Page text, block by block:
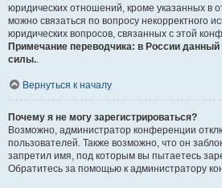
юридических отношений, кроме указанных в
можно связаться по вопросу некорректного
юридических вопросов, связанных с этой
Примечание переводчика: в России
силы..
Вернуться к началу
Почему я не могу зарегистрироваться?
Возможно, администратор конференции
пользователей. Также возможно, что он
запретил имя, под которым вы пытаетесь
Обратитесь за помощью к администратору